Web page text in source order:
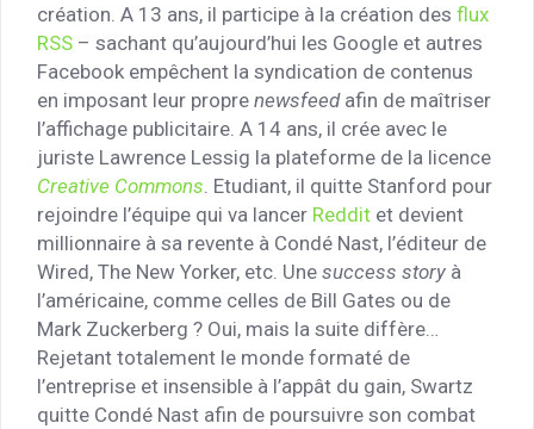
création. A 13 ans, il participe à la création des flux
RSS – sachant qu’aujourd’hui les Google et autres
Facebook empêchent la syndication de contenus
en imposant leur propre newsfeedafin de maîtriser
l’affichage publicitaire. A 14 ans, il crée avec le
juriste Lawrence Lessig la plateforme de la licence
Creative Commons . Etudiant, il quitte Stanford pour
rejoindre l’équipe qui va lancer Reddit et devient
millionnaire à sa revente à Condé Nast, l’éditeur de
Wired, The New Yorker, etc. Une success story à
l’américaine, comme celles de Bill Gates ou de
Mark Zuckerberg ? Oui, mais la suite diffère…
Rejetant totalement le monde formaté de
l’entreprise et insensible à l’appât du gain, Swartz
quitte Condé Nast afin de poursuivre son combat